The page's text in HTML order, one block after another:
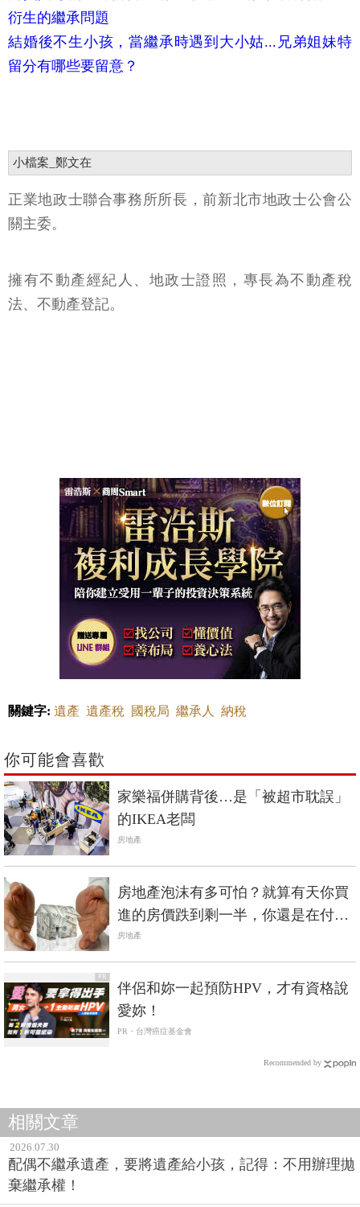
衍生的繼承問題
結婚後不生小孩，當繼承時遇到大小姑...兄弟姐妹特
留分有哪些要留意？
小檔案_鄭文在
正業地政士聯合事務所所長，前新北市地政士公會公
關主委。
擁有不動產經紀人、地政士證照，專長為不動產稅
法、不動產登記。
關鍵字: 遺產 遺產稅 國稅局 繼承人 納稅
你可能會喜歡
家樂福併購背後…是「被超市耽誤」
的IKEA老闆
房地產
房地產泡沫有多可怕？就算有天你買
進的房價跌到剩一半，你還是在付高
點買進時的房貸
房地產
PR
伴侶和妳一起預防HPV，才有資格說
愛妳！
PR・台灣癌症基金會
Recommended by
相關文章
2026.07.30
配偶不繼承遺產，要將遺產給小孩，記得：不用辦理拋
棄繼承權！